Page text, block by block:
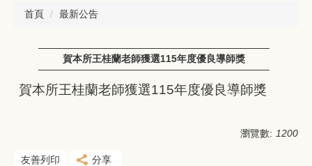
首頁 最新公告
賀本所王桂蘭老師獲選115年度優良導師獎
賀本所王桂蘭老師獲選115年度優良導師獎
瀏覽數: 1200
友善列印 分享